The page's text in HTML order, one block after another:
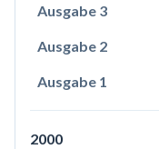
Ausgabe 3
Ausgabe 2
Ausgabe 1
2000